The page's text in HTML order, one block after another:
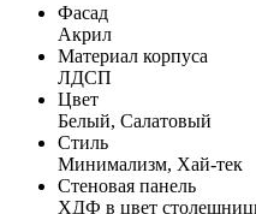
Фасад
Акрил
Материал корпуса
ЛДСП
Цвет
Белый, Салатовый
Стиль
Минимализм, Хай-тек
Стеновая панель
ХДФ в цвет